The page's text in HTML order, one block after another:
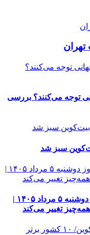
توجه می‌کنند؟ بررسی
سبز شد
قیمت تتر، بیت‌کوین و اتریوم امروز دوشنبه ۵ مرداد ۱۴۰۵ |
تغییر می‌کند